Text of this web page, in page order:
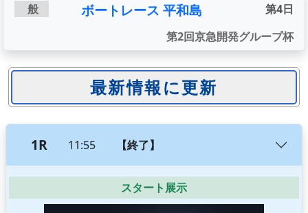
般 ボートレース 平和島
第4日
第2回京急開発グループ杯
1R 11:55 【終了】
スタート展示